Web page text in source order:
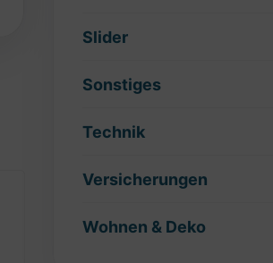
Slider
Sonstiges
Technik
Versicherungen
Wohnen & Deko